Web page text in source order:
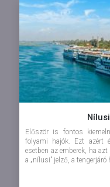
Először is fontos
folyami hajók. Ezt azért
esetben az emberek, ha
a „nílusi” jelző, a tengerjáró